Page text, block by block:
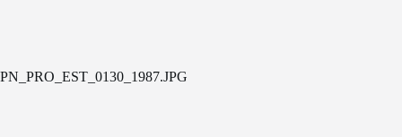
PN_PRO_EST_0130_1987.JPG